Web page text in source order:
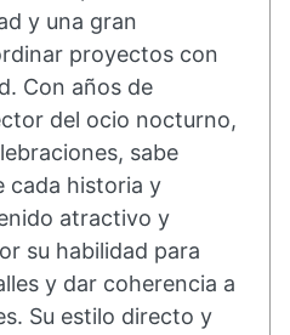
y una gran
proyectos con
Con años de
del ocio nocturno,
sabe
cada historia y
atractivo y
su habilidad para
y dar coherencia a
Su estilo directo y